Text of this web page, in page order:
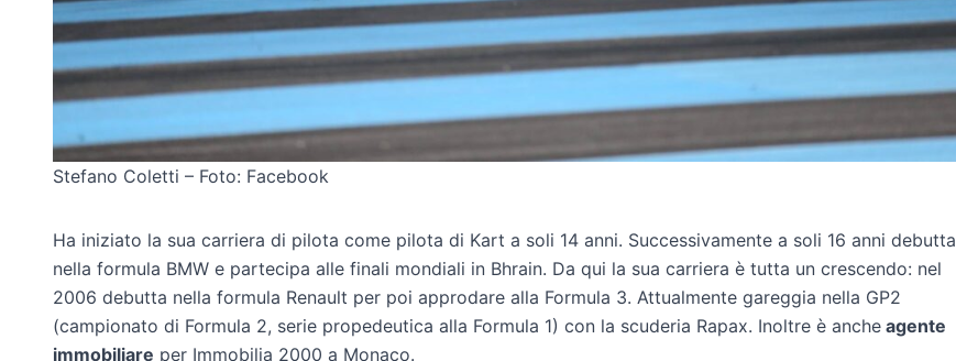
Stefano Coletti – Foto: Facebook
Ha iniziato la sua carriera di pilota come pilota di Kart a soli 14 anni. Successivamente a soli 16 anni debutta
nella formula BMW e partecipa alle finali mondiali in Bhrain. Da qui la sua carriera è tutta un crescendo: nel
2006 debutta nella formula Renault per poi approdare alla Formula 3. Attualmente gareggia nella GP2
(campionato di Formula 2, serie propedeutica alla Formula 1) con la scuderia Rapax. Inoltre è anche agente
immobiliare per Immobilia 2000 a Monaco.